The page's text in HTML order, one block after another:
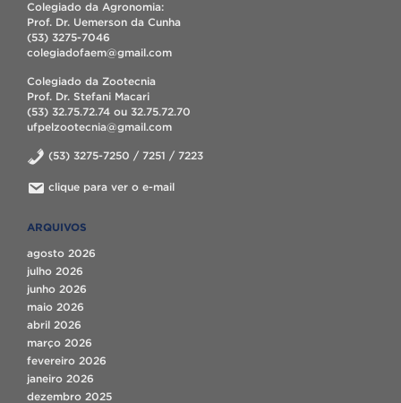
Colegiado da Agronomia:
Prof. Dr. Uemerson da Cunha
(53) 3275-7046
colegiadofaem@gmail.com
Colegiado da Zootecnia
Prof. Dr. Stefani Macari
(53) 32.75.72.74 ou 32.75.72.70
ufpelzootecnia@gmail.com
(53) 3275-7250 / 7251 / 7223
clique para ver o e-mail
ARQUIVOS
agosto 2026
julho 2026
junho 2026
maio 2026
abril 2026
março 2026
fevereiro 2026
janeiro 2026
dezembro 2025